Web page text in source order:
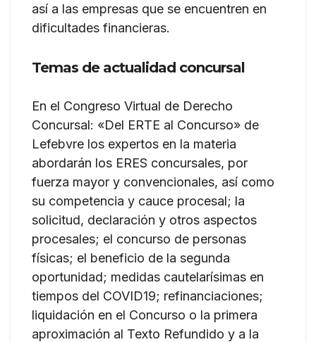
así a las empresas que se encuentren en
dificultades financieras.
Temas de actualidad concursal
En el Congreso Virtual de Derecho
Concursal: «Del ERTE al Concurso» de
Lefebvre los expertos en la materia
abordarán los ERES concursales, por
fuerza mayor y convencionales, así como
su competencia y cauce procesal; la
solicitud, declaración y otros aspectos
procesales; el concurso de personas
físicas; el beneficio de la segunda
oportunidad; medidas cautelarísimas en
tiempos del COVID19; refinanciaciones;
liquidación en el Concurso o la primera
aproximación al Texto Refundido y a la